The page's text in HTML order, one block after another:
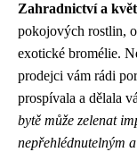
Zahradnictví a
pokojových rostlin,
exotické bromélie.
prodejci vám rádi
prospívala a dělala
bytě může zelenat
nepřehlédnutelným